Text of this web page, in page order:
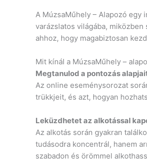
A MúzsaMűhely – Alapozó
varázslatos világába,
ahhoz, hogy magabiztosan
Mit kínál a MúzsaMűhely –
Megtanulod a pontozás
Az online eseménysorozat
trükkjeit, és azt, hogyan
Leküzdhetet az alkotással
Az alkotás során gyakran
tudásodra koncentrál, hanem
szabadon és örömmel